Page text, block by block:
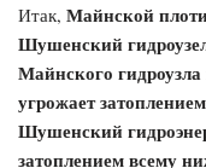
Итак, Майнской
Шушенский
Майнского
угрожает
Шушенский
затоплением всему